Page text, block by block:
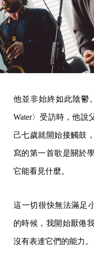
他並非始終如此陰鬱
Water〉受訪時，他說
己七歲就開始接觸鼓
寫的第一首歌是關於
它能看見什麼。
這一切很快無法滿足
的時候，我開始厭倦
沒有表達它們的能力。